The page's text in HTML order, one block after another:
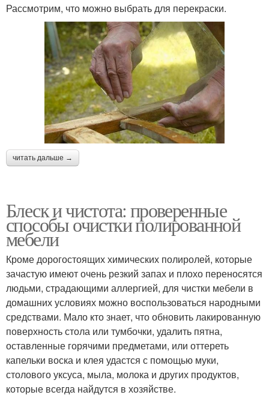
Рассмотрим, что можно выбрать для перекраски.
читать дальше →
Блеск и чистота: проверенные
способы очистки полированной
мебели
Кроме дорогостоящих химических полиролей, которые
зачастую имеют очень резкий запах и плохо переносятся
людьми, страдающими аллергией, для чистки мебели в
домашних условиях можно воспользоваться народными
средствами. Мало кто знает, что обновить лакированную
поверхность стола или тумбочки, удалить пятна,
оставленные горячими предметами, или оттереть
капельки воска и клея удастся с помощью муки,
столового уксуса, мыла, молока и других продуктов,
которые всегда найдутся в хозяйстве.